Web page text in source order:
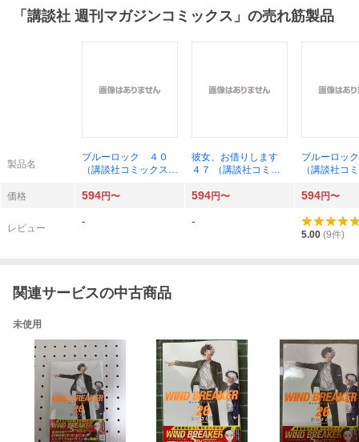
「 講談社 週刊マガジンコミックス 」の売れ筋製品
製品名
ブルーロック ４０
（講談社コミックス）
彼女、お借りします
４７ （講談社コミッ
ブルーロッ
（講談社
ＡＺＩＮＥ
作 ノ村優介
価格 594円〜 594円〜 594円〜
レビュー
- -
5.00 (9件)
関連サービスの中古商品
未使用